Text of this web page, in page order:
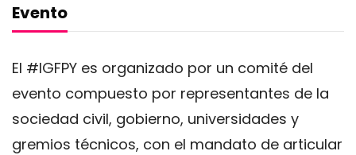
Evento
El #IGFPY es organizado por un comité del
evento compuesto por representantes de la
sociedad civil, gobierno, universidades y
gremios técnicos, con el mandato de articular